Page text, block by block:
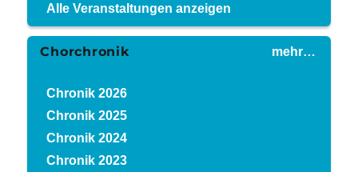
Alle Veranstaltungen anzeigen
mehr…
Chorchronik
Chronik 2026
Chronik 2025
Chronik 2024
Chronik 2023